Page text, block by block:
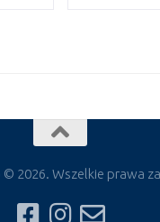
© 2026. Wszelkie prawa